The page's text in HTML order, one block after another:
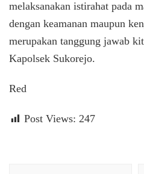
melaksanakan istirahat pada
dengan keamanan maupun
merupakan tanggung jawab
Kapolsek Sukorejo.
Red
Post Views: 247